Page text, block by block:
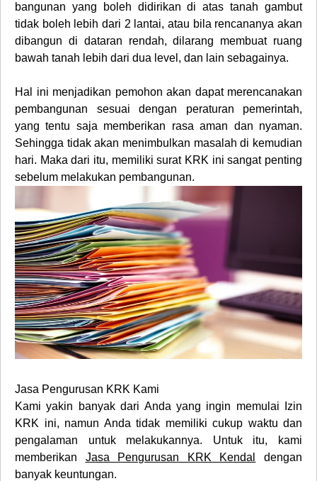
bangunan yang boleh didirikan di atas tanah gambut
tidak boleh lebih dari 2 lantai, atau bila rencananya akan
dibangun di dataran rendah, dilarang membuat ruang
bawah tanah lebih dari dua level, dan lain sebagainya.
Hal ini menjadikan pemohon akan dapat merencanakan
pembangunan sesuai dengan peraturan pemerintah,
yang tentu saja memberikan rasa aman dan nyaman.
Sehingga tidak akan menimbulkan masalah di kemudian
hari. Maka dari itu, memiliki surat KRK ini sangat penting
sebelum melakukan pembangunan.
Jasa Pengurusan KRK Kami
Kami yakin banyak dari Anda yang ingin memulai Izin
KRK ini, namun Anda tidak memiliki cukup waktu dan
pengalaman untuk melakukannya. Untuk itu, kami
memberikan Jasa Pengurusan KRK Kendal
dengan
banyak keuntungan.